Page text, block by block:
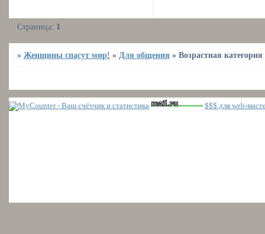
Страница: 1
»Женщины спасут мир! » Для общения »Возрастная категория
$$$ для web-